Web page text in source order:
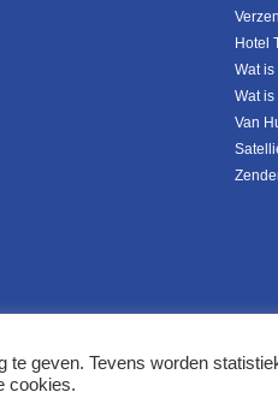
Hotel
Wat is
Wat
Van
geven. Tevens worden
cookies.